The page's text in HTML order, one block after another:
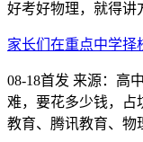
好考好物理，就得讲
家长们在重点中学择
08-18首发 来源：高
难，要花多少钱，占
教育、腾讯教育、物